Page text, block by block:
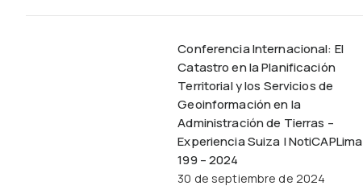
Conferencia Internacional: El
Catastro en la Planificación
Territorial y los Servicios de
Geoinformación en la
Administración de Tierras –
Experiencia Suiza | NotiCAPLima
199 – 2024
30 de septiembre de 2024